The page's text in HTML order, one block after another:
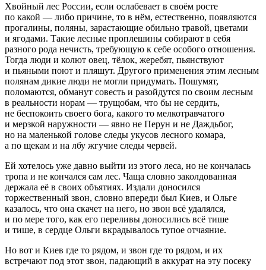
Хвойный лес России, если ослабевает в своём росте
по какой — либо причине, то в нём, естественно, появляются
прогалины, поляны, зарастающие обильно травой, цветами
и ягодами. Такие лесные проплешины собирают в себя
разного рода нечисть, требующую к себе особого отношения.
Тогда люди и колют овец, тёлок, жеребят, пьянствуют
и пьяными поют и пляшут. Другого применения этим лесным
полянам дикие люди не могли придумать. Пошумят,
поломаются, обманут совесть и разойдутся по своим лесным
в реальности норам — трущобам, что бы не сердить,
не беспокоить своего бога, какого то мелкотравчатого
и мерзкой наружности — явно не Перун и не Даждьбог,
но на маленькой голове следы укусов лесного комара,
а по щекам и на лбу жгучие следы червей.
Ей хотелось уже давно выйти из этого леса, но не кончалась
тропа и не кончался сам лес. Чаща словно заколдованная
держала её в своих объятиях. Издали доносился
торжественный звон, словно впереди был Киев, и Ольге
казалось, что она скачет на него, но звон всё удалялся,
и по мере того, как его переливы доносились всё тише
и тише, в сердце Ольги вкрадывалось тупое отчаяние.
Но вот и Киев где то рядом, и звон где то рядом, и их
встречают под этот звон, падающий в аккурат на эту посеку